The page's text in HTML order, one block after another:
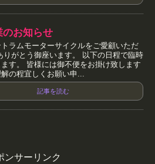
のお知らせ
ラムモーターサイクルをご愛顧いただ
りがとう御座います。 以下の日程で臨時
す。 皆様には御不便をお掛け致します
の程宜しくお願い申...
記事を読む
ンサーリンク